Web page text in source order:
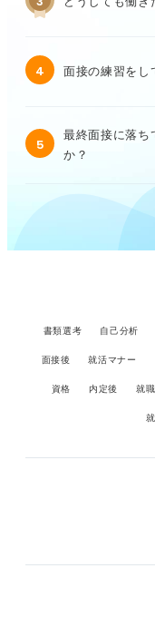
4 面接の練習をし
5
最終面接に落ち
か？
書類選考 自己分析
面接後 就活マナー
資格 内定後 就